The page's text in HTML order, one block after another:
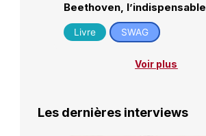
Beethoven, l’indispensable
Livre SWAG
Voir plus
Les dernières interviews